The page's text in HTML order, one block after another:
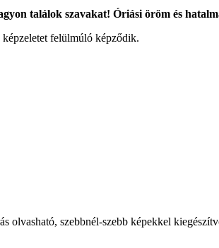
találok szavakat! Óriási öröm és
felülmúló képződik.
olvasható, szebbnél-szebb képekkel